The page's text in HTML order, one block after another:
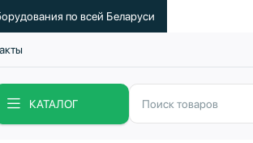
КАТАЛОГ
по всей Беларуси